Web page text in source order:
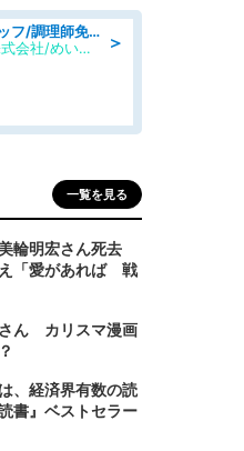
＞
「残業ほぼなし」調理スタッフ/調理師免許必須/正職員/日勤のみ/住宅型有料老人ホーム
めいじ永寿介護サービス 株式会社/めいじ永寿介護サービスセンター
一覧を見る
輪明宏さん死去
「愛があれば 戦
ん カリスマ漫画
、経済界有数の読
書』ベストセラー